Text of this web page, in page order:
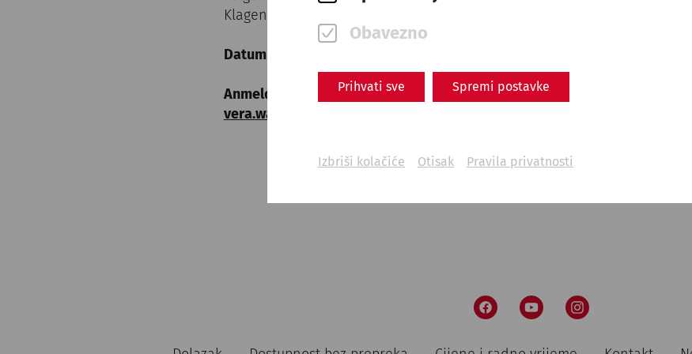
Obavezno
Prihvati sve Spremi postavke
Izbriši kolačiće Otisak Pravila privatnosti
Klagenfurt, Eintritts- und Führungsgebühren
Datum: 21./22. September 2024
Anmeldung verlängert bis 31. April 2024: Tel.+43 2163 3377-766
vera.wachter@freunde-carnuntum.at